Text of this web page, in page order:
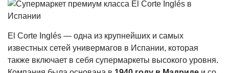
El Corte Inglés — одна из крупнейших и самых
известных сетей универмагов в Испании, которая
также включает в себя супермаркеты высокого уровня.